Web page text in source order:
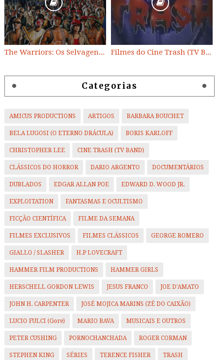
The Warriors: Os Selvagens da Noite Filmes do Cine Trash (TV BAND)
Categorias
AMICUS PRODUCTIONS ARTIGOS BARBARA BOUCHET
BELA LUGOSI (O ETERNO DRÁCULA) BORIS KARLOFF
CHRISTOPHER LEE CINE TRASH (TV BAND)
CLÁSSICOS DO HORROR DARIO ARGENTO DOCUMENTÁRIOS
DUBLADOS EDGAR ALLAN POE EDWARD D. WOOD JR.
EXPLOITATION FANTASMAS E OCULTISMO
FICÇÃO CIENTÍFICA FILME DA SEMANA
FILMES EXCLUSIVOS FILMES CLÁSSICOS GEORGE ROMERO
GIALLO / SLASHER H.P LOVECRAFT
HAMMER FILM PRODUCTIONS HAMMER GIRLS
HERSCHELL GORDON LEWIS JESUS FRANCO JOE D'AMATO
JOHN H. CARPENTER JOSÉ MOJICA MARINS (ZÉ DO CAIXÃO)
LUCIO FULCI (Gore) MARIO BAVA MUSICAIS E OUTROS
PETER CUSHING PORNOCHANCHADA ROGER CORMAN
STEPHEN KING SÉRIES TERENCE FISHER TRASH